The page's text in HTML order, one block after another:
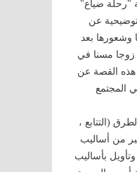
"رحلة ضياع"
عن
وشعورها بعد
زوجا مسنا في
هذه القصة عن
المجتمع
(التتابع ،
من أساليب
بأساليب